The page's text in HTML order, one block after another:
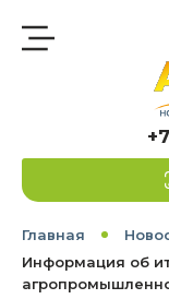
Главная
Информация об